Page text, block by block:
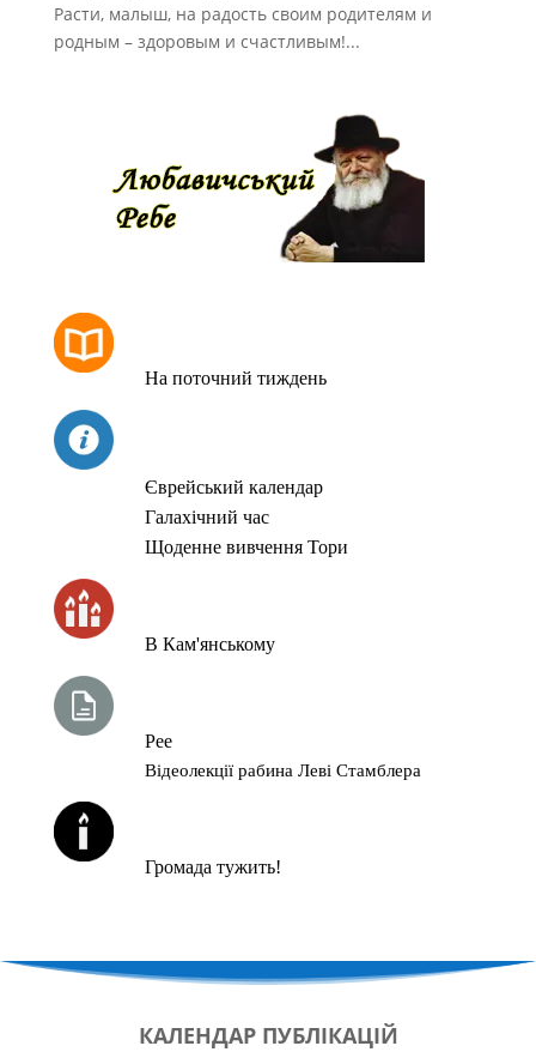
Расти, малыш, на радость своим родителям и
родным – здоровым и счастливым!...
На поточний тиждень
Єврейський календар
Галахічний час
Щоденне вивчення Тори
В Кам'янському
Рее
Відеолекції рабина Леві Стамблера
Громада тужить!
КАЛЕНДАР ПУБЛІКАЦІЙ